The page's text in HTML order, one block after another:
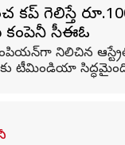
గెలిస్తే
కంపెనీ సీఈఓ
నిలిచిన
టీమిండియా